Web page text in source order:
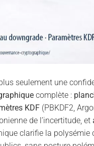
seulement une
complète :
KDF(PBKDF2,
de l’incertitude, et
clarifie la polysémie